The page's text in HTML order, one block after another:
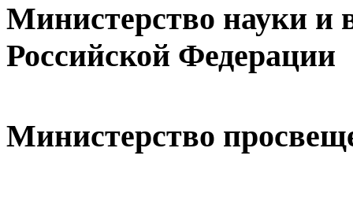
Министерство науки и
Российской Федерации
Министерство